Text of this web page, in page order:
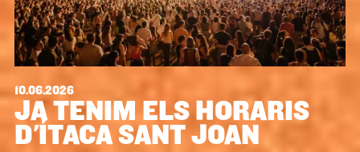
10.06.2026
JA TENIM ELS HORARIS
D'ÍTACA SANT JOAN